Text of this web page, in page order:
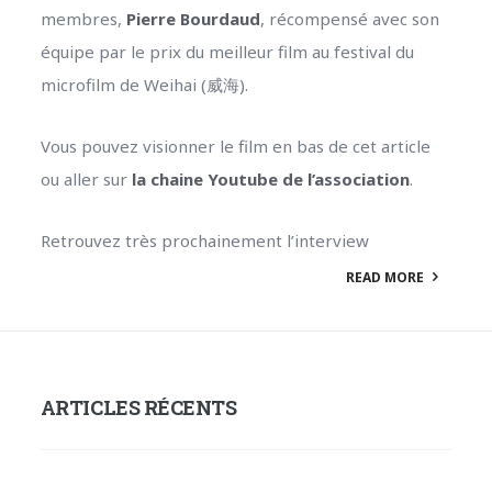
membres, Pierre Bourdaud, récompensé avec son
équipe par le prix du meilleur film au festival du
microfilm de Weihai (威海).
Vous pouvez visionner le film en bas de cet article
ou aller sur la chaine Youtube de l’association.
Retrouvez très prochainement l’interview
READ MORE
ARTICLES RÉCENTS